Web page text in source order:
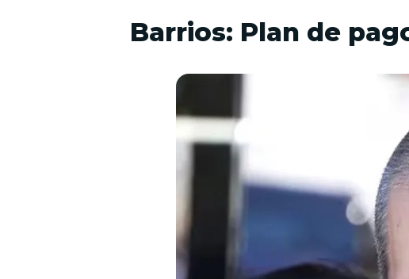
Barrios: Plan de